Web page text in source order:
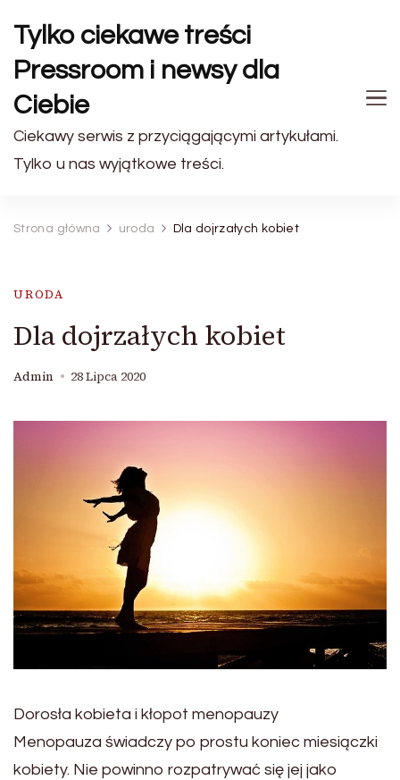
Tylko ciekawe treści
Pressroom i newsy dla
Ciebie
Ciekawy serwis z przyciągającymi artykułami.
Tylko u nas wyjątkowe treści.
Strona główna uroda Dla dojrzałych kobiet
URODA
Dla dojrzałych kobiet
Admin 28 Lipca 2020
Dorosła kobieta i kłopot menopauzy
Menopauza świadczy po prostu koniec miesiączki
kobiety. Nie powinno rozpatrywać się jej jako